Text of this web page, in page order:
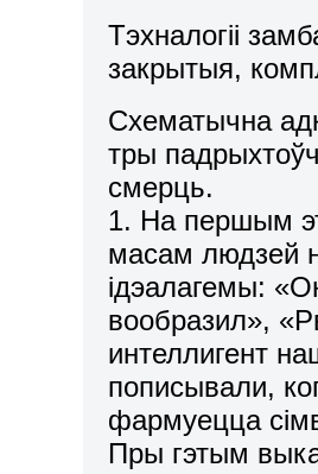
Тэхналогіі
закрытыя,
Схематычна
тры
смерць.
1. На першым
масам людзей
ідэалагемы:
вообразил»,
интеллигент
пописывали,
фармуецца
Пры гэтым